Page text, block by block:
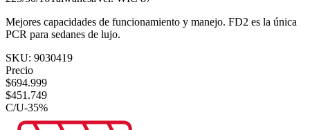
Mejores capacidades de funcionamiento y manejo. FD2 es la única
PCR para sedanes de lujo.
SKU: 9030419
Precio
$694.999
$451.749
C/U-35%